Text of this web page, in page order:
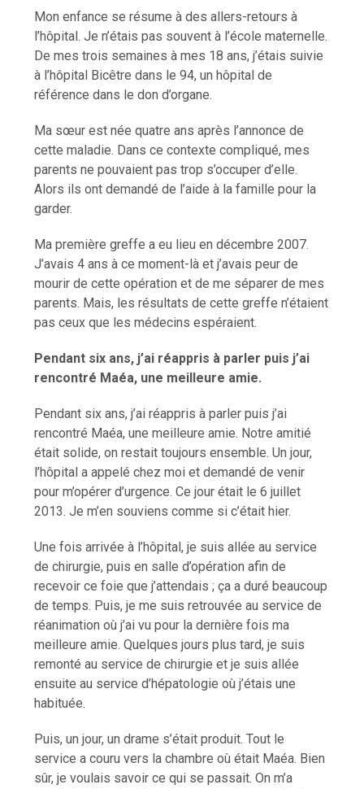
Mon enfance se résume à des allers-retours à
l’hôpital. Je n’étais pas souvent à l’école maternelle.
De mes trois semaines à mes 18 ans, j’étais suivie
à l’hôpital Bicêtre dans le 94, un hôpital de
référence dans le don d’organe.
Ma sœur est née quatre ans après l’annonce de
cette maladie. Dans ce contexte compliqué, mes
parents ne pouvaient pas trop s’occuper d’elle.
Alors ils ont demandé de l’aide à la famille pour la
garder.
Ma première greffe a eu lieu en décembre 2007.
J’avais 4 ans à ce moment-là et j’avais peur de
mourir de cette opération et de me séparer de mes
parents. Mais, les résultats de cette greffe n’étaient
pas ceux que les médecins espéraient.
Pendant six ans, j’ai réappris à parler puis j’ai
rencontré Maéa, une meilleure amie.
Pendant six ans, j’ai réappris à parler puis j’ai
rencontré Maéa, une meilleure amie. Notre amitié
était solide, on restait toujours ensemble. Un jour,
l’hôpital a appelé chez moi et demandé de venir
pour m’opérer d’urgence. Ce jour était le 6 juillet
2013. Je m’en souviens comme si c’était hier.
Une fois arrivée à l’hôpital, je suis allée au service
de chirurgie, puis en salle d’opération afin de
recevoir ce foie que j’attendais ; ça a duré beaucoup
de temps. Puis, je me suis retrouvée au service de
réanimation où j’ai vu pour la dernière fois ma
meilleure amie. Quelques jours plus tard, je suis
remonté au service de chirurgie et je suis allée
ensuite au service d’hépatologie où j’étais une
habituée.
Puis, un jour, un drame s’était produit. Tout le
service a couru vers la chambre où était Maéa. Bien
sûr, je voulais savoir ce qui se passait. On m’a